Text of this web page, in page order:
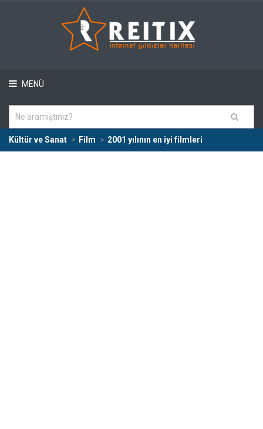
MENÜ
Kültür ve Sanat Film 2001 yılının en iyi filmleri